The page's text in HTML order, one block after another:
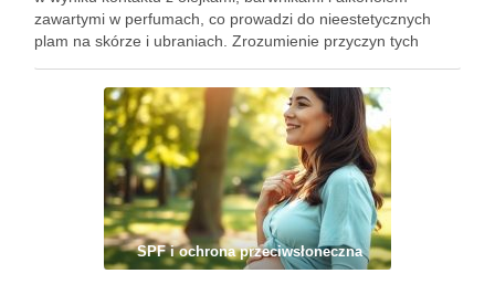
zawartymi w perfumach, co prowadzi do nieestetycznych
plam na skórze i ubraniach. Zrozumienie przyczyn tych
unikać najczęstszych błędów przy ich …
SPF i ochrona przeciwsłoneczna